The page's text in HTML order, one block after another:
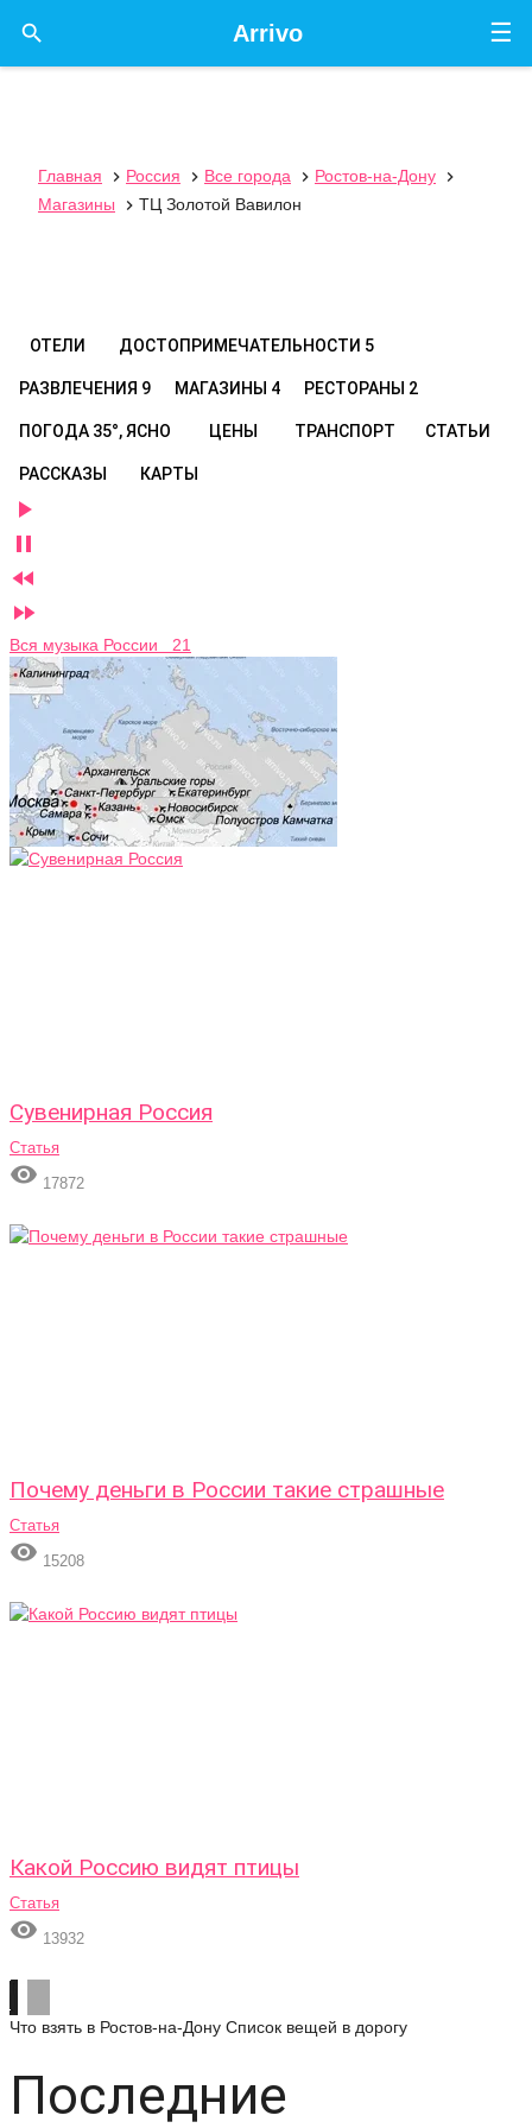
☰
Arrivo

Главная  Россия  Все города  Ростов-на-Дону

Магазины
 ТЦ Золотой Вавилон
ОТЕЛИ ДОСТОПРИМЕЧАТЕЛЬНОСТИ 5
РАЗВЛЕЧЕНИЯ 9 МАГАЗИНЫ 4 РЕСТОРАНЫ 2
ПОГОДА 35°, ЯСНО ЦЕНЫ ТРАНСПОРТ СТАТЬИ
РАССКАЗЫ КАРТЫ




Вся музыка России 21
Сувенирная Россия
Статья
 17872
Почему деньги в России такие страшные
Статья
 15208
Какой Россию видят птицы
Статья
 13932
Что взять в Ростов-на-Дону Список вещей в дорогу
Последние